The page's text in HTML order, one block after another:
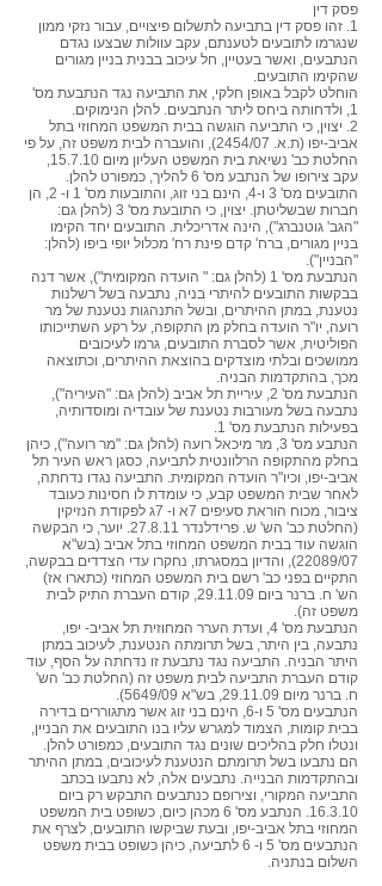
פסק דין
1. זהו פסק דין בתביעה לתשלום פיצויים, עבור נזקי ממון
שנגרמו לתובעים לטענתם, עקב עוולות שבצעו נגדם
הנתבעים, ואשר בעטיין, חל עיכוב בבנית בניין מגורים
שהקימו התובעים.
הוחלט לקבל באופן חלקי, את התביעה נגד הנתבעת מס'
1, ולדחותה ביחס ליתר הנתבעים. להלן הנימוקים.
2. יצוין, כי התביעה הוגשה בבית המשפט המחוזי בתל
אביב-יפו (ת.א. 2454/07), והועברה לבית משפט זה, על פי
החלטת כב' נשיאת בית המשפט העליון מיום 15.7.10,
עקב צירופו של הנתבע מס' 6 להליך, כמפורט להלן.
התובעים מס' 3 ו-4, הינם בני זוג, והתובעות מס' 1 ו- 2, הן
חברות שבשליטתן. יצוין, כי התובעת מס' 3 (להלן גם:
"הגב' גוטנברג"), הינה אדריכלית. התובעים יחד הקימו
בניין מגורים, ברח' קדם פינת רח' מכלול יופי ביפו (להלן:
"הבניין").
הנתבעת מס' 1 (להלן גם: " הועדה המקומית"), אשר דנה
בבקשות התובעים להיתרי בניה, נתבעה בשל רשלנות
נטענת, במתן ההיתרים, ובשל התנהגות נטענת של מר
רועה, יו"ר הועדה בחלק מן התקופה, על רקע השתייכותו
הפוליטית, אשר לסברת התובעים, גרמו לעיכובים
ממושכים ובלתי מוצדקים בהוצאת ההיתרים, וכתוצאה
מכך, בהתקדמות הבניה.
הנתבעת מס' 2, עיריית תל אביב (להלן גם: "העיריה"),
נתבעה בשל מעורבות נטענת של עובדיה ומוסדותיה,
בפעילות הנתבעת מס' 1.
הנתבע מס' 3, מר מיכאל רועה (להלן גם: "מר רועה"), כיהן
בחלק מהתקופה הרלוונטית לתביעה, כסגן ראש העיר תל
אביב-יפו, וכיו"ר הועדה המקומית. התביעה נגדו נדחתה,
לאחר שבית המשפט קבע, כי עומדת לו חסינות כעובד
ציבור, מכוח הוראת סעיפים 7א ו- 7ג לפקודת הנזיקין
(החלטת כב' הש' ש. פרידלנדר 27.8.11. יוער, כי הבקשה
הוגשה עוד בבית המשפט המחוזי בתל אביב (בש"א
22089/07), והדיון במסגרתו, נחקרו עדי הצדדים בבקשה,
התקיים בפני כב' רשם בית המשפט המחוזי (כתארו אז)
הש' ח. ברנר ביום 29.11.09, קודם העברת התיק לבית
משפט זה).
הנתבעת מס' 4, ועדת הערר המחוזית תל אביב- יפו,
נתבעה, בין היתר, בשל תרומתה הנטענת, לעיכוב במתן
היתר הבניה. התביעה נגד נתבעת זו נדחתה על הסף, עוד
קודם העברת התביעה לבית משפט זה (החלטת כב' הש'
ח. ברנר מיום 29.11.09, בש"א 5649/09).
הנתבעים מס' 5 ו-6, הינם בני זוג אשר מתגוררים בדירה
בבית קומות, הצמוד למגרש עליו בנו התובעים את הבניין,
ונטלו חלק בהליכים שונים נגד התובעים, כמפורט להלן.
הם נתבעו בשל תרומתם הנטענת לעיכובים, במתן ההיתר
ובהתקדמות הבנייה. נתבעים אלה, לא נתבעו בכתב
התביעה המקורי, וצירופם כנתבעים התבקש רק ביום
16.3.10. הנתבע מס' 6 מכהן כיום, כשופט בית המשפט
המחוזי בתל אביב-יפו, ובעת שביקשו התובעים, לצרף את
הנתבעים מס' 5 ו- 6 לתביעה, כיהן כשופט בבית משפט
השלום בנתניה.